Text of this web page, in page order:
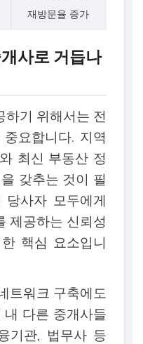
재방문율 증가
사로 거듭나
기 위해서는 전
요합니다. 지역
최신 부동산 정
갖추는 것이 필
사자 모두에게
제공하는 신뢰성
핵심 요소입니
트워크 구축에도
다른 중개사들
기관, 법무사 등